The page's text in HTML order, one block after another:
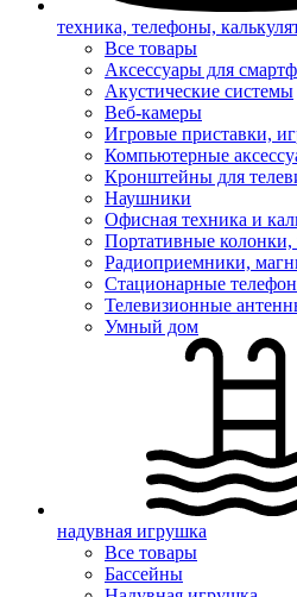
техника, телефоны,
Все товары
Аксессуары для
Акустические системы
Веб-камеры
Игровые приставки,
Компьютерные
Кронштейны для
Наушники
Офисная техника и
Портативные
Радиоприемники,
Стационарные
Телевизионные
Умный дом
надувная игрушка
Все товары
Бассейны